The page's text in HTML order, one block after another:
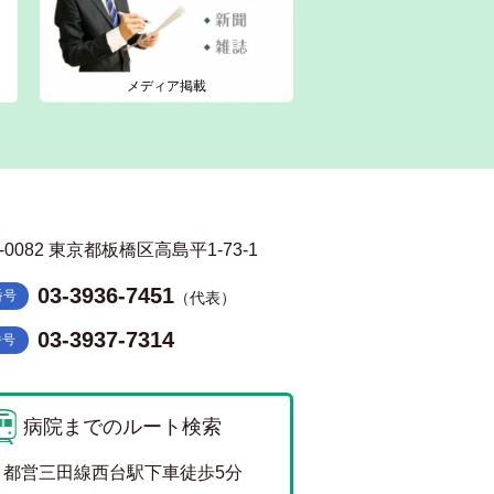
メディア掲載
0082 東京都板橋区高島平1-73-1
号 03-3936-7451 （代表）
号 03-3937-7314
病院までのルート検索
都営三田線西台駅下車徒歩5分